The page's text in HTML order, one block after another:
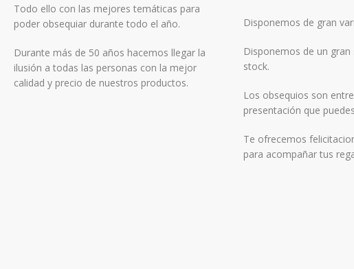
Todo ello con las mejores temáticas para
poder obsequiar durante todo el año.
Durante más de 50 años hacemos llegar la
ilusión a todas las personas con la mejor
calidad y precio de nuestros productos.
Disponemos de gran
Disponemos de un
stock.
Los obsequios son
presentación que
Te ofrecemos
para acompañar tus